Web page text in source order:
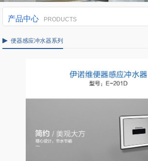
产品中心 PRODUCTS
便器感应冲水器系列